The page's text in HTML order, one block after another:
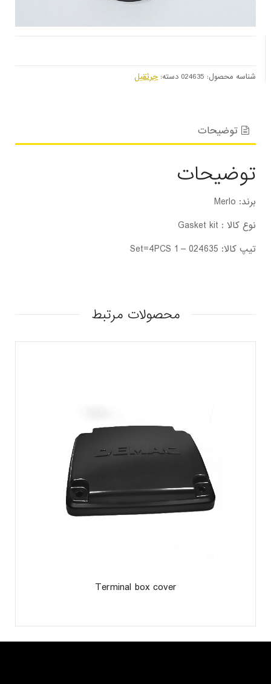
شناسه محصول: 024635 دسته: جرثقیل
توضیحات
توضیحات
برند: Merlo
نوع کالا : Gasket kit
تیپ کالا: 024635 – 1 Set=4PCS
محصولات مرتبط
Terminal box cover